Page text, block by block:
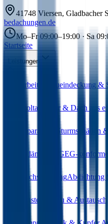
41748 Viersen, Gladbacher
bedachungen.de
Mo–Fr 09:00–19:00 · Sa
Startseite
Leistungen
Dacharbeiten Neueindeckung &
Photovoltaik Solar & Dach aus
Dachreparaturen Sturmschäden
Wärmedämmung GEG-
FlachdachsanierungAbdichtung
Dachfenster Einbau & Austausch